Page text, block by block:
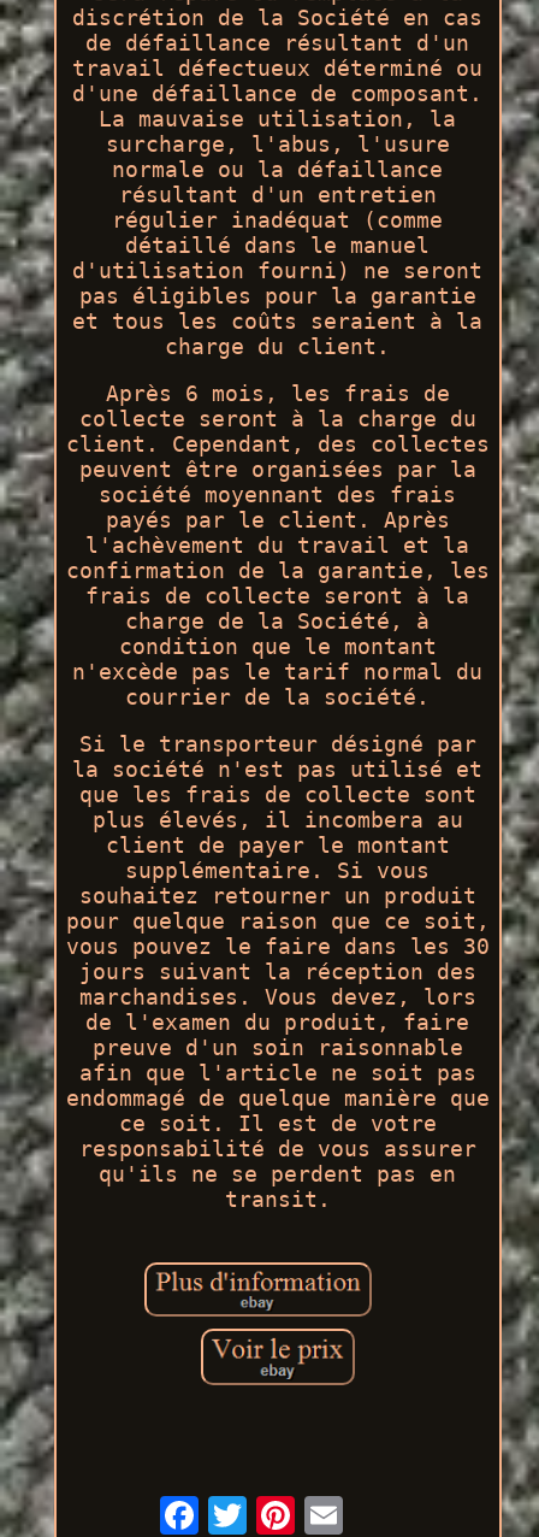
discrétion de la Société en cas
de défaillance résultant d'un
travail défectueux déterminé ou
d'une défaillance de composant.
La mauvaise utilisation, la
surcharge, l'abus, l'usure
normale ou la défaillance
résultant d'un entretien
régulier inadéquat (comme
détaillé dans le manuel
d'utilisation fourni) ne seront
pas éligibles pour la garantie
et tous les coûts seraient à la
charge du client.
Après 6 mois, les frais de
collecte seront à la charge du
client. Cependant, des collectes
peuvent être organisées par la
société moyennant des frais
payés par le client. Après
l'achèvement du travail et la
confirmation de la garantie, les
frais de collecte seront à la
charge de la Société, à
condition que le montant
n'excède pas le tarif normal du
courrier de la société.
Si le transporteur désigné par
la société n'est pas utilisé et
que les frais de collecte sont
plus élevés, il incombera au
client de payer le montant
supplémentaire. Si vous
souhaitez retourner un produit
pour quelque raison que ce soit,
vous pouvez le faire dans les 30
jours suivant la réception des
marchandises. Vous devez, lors
de l'examen du produit, faire
preuve d'un soin raisonnable
afin que l'article ne soit pas
endommagé de quelque manière que
ce soit. Il est de votre
responsabilité de vous assurer
qu'ils ne se perdent pas en
transit.